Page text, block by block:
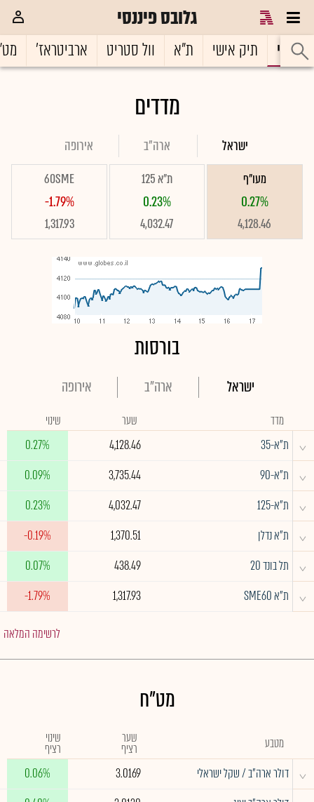
גלובס פיננסי
ראשי תיק אישי ת"א וול סטריט ארביטראז'
מדדים
ישראל ארה"ב אירופה
מעו"ף
0.27%
4,128.46
ת"א 125
0.23%
4,032.47
60SME
-1.79%
1,317.93
בורסות
ישראל ארה"ב אירופה
מדד שער שינוי
^ ת"א-35 4,128.46
0.27%
^ ת"א-90 3,735.44
0.09%
^ ת"א-125 4,032.47
0.23%
^ ת"א נדלן 1,370.51
-0.19%
^ תל בונד 20 438.49
0.07%
^ ת"א SME60 1,317.93
-1.79%
לרשימה המלאה
מט"ח
מטבע שער
רציף
שינוי
רציף
^ דולר ארה"ב / שקל ישראלי 3.0169
0.06%